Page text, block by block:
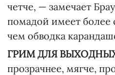
четче, — замечает
помадой имеет более
чем обводка
ГРИМ ДЛЯ
прозрачнее, мягче,